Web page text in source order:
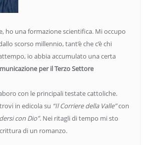
ho una formazione scientifica. Mi occupo
scorso millennio, tant’è che c’è chi
io abbia accumulato una certa
per il Terzo Settore
con le principali testate cattoliche.
in edicola su “Il Corriere della Valle”con
con Dio”. Nei ritagli di tempo mi sto
di un romanzo.